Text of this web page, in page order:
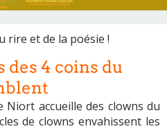
rire et de la poésie !
des 4 coins du
Niort accueille des clowns du
de clowns envahissent les